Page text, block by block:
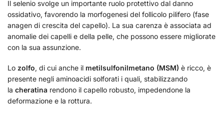
Il selenio svolge un importante ruolo protettivo dal danno
ossidativo, favorendo la morfogenesi del follicolo pilifero (fase
anagen di crescita del capello). La sua carenza è associata ad
anomalie dei capelli e della pelle, che possono essere migliorate
con la sua assunzione.
Lo zolfo, di cui anche il metilsulfonilmetano (MSM) è ricco, è
presente negli aminoacidi solforati i quali, stabilizzando
la cheratina rendono il capello robusto, impedendone la
deformazione e la rottura.